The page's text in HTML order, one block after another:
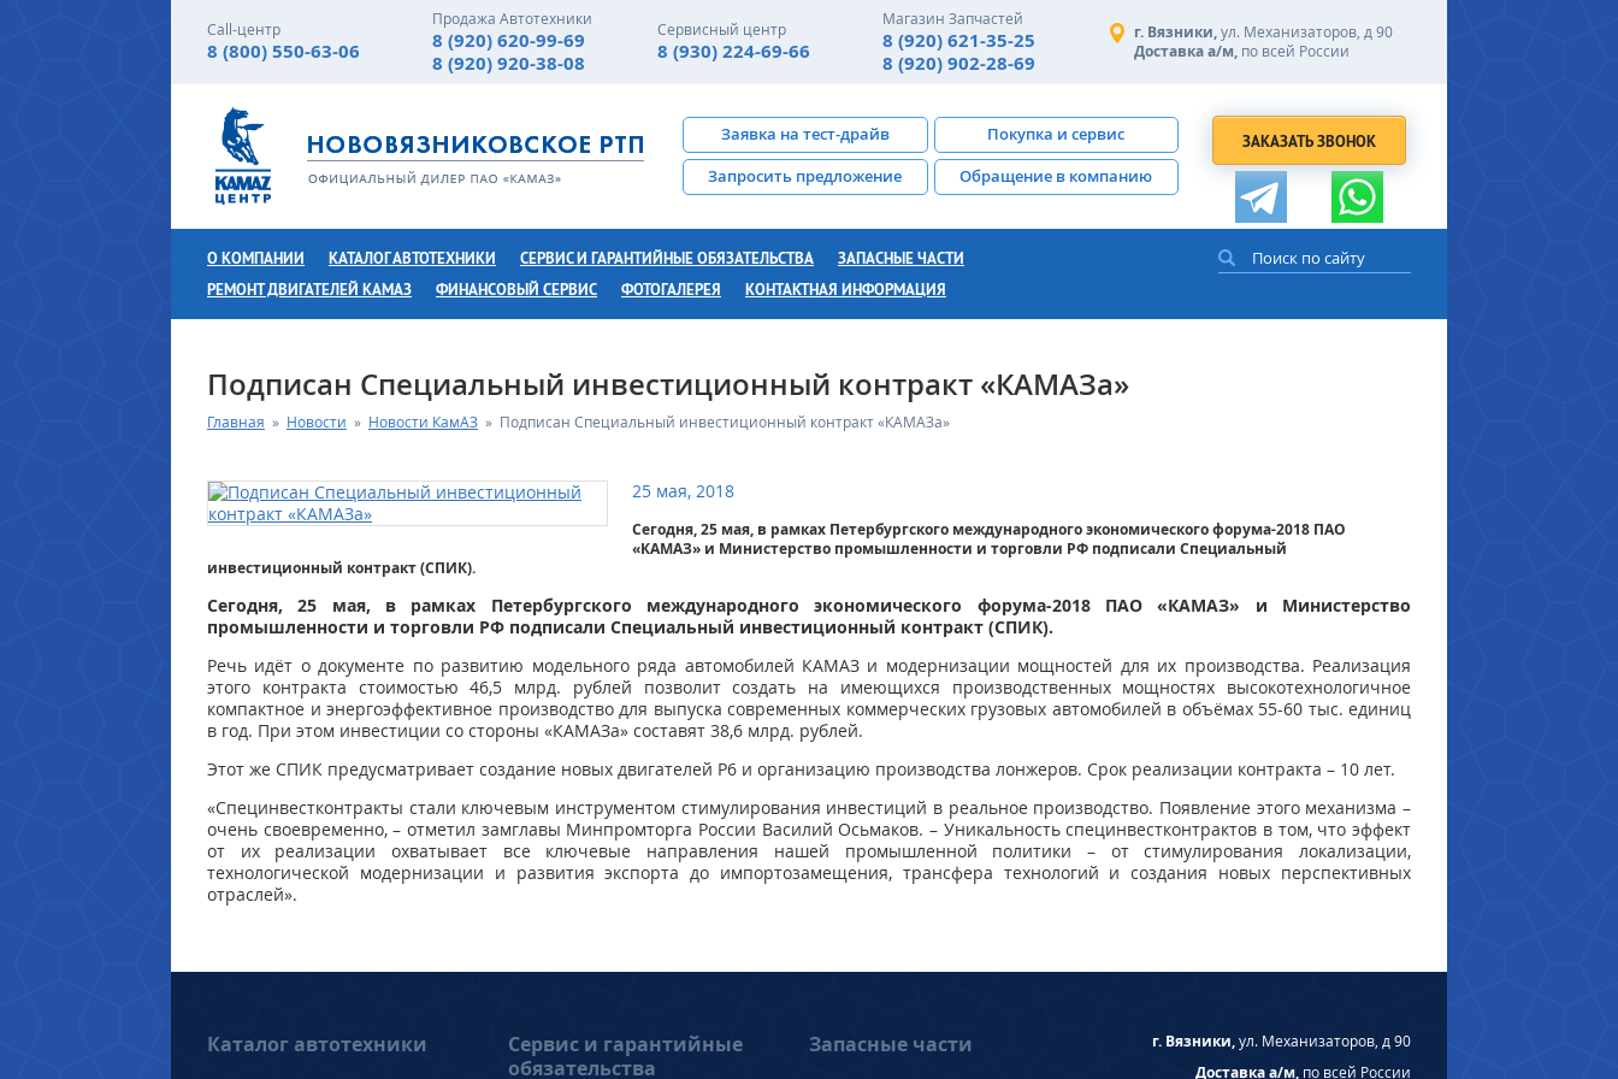
Call-центр
8 (800) 550-63-06
Продажа Автотехники
8 (920) 620-99-69
8 (920) 920-38-08
Сервисный центр
8 (930) 224-69-66
Магазин Запчастей
8 (920) 621-35-25
8 (920) 902-28-69
г. Вязники,ул. Механизаторов, д 90
Доставка а/м, по всей России
ЗАКАЗАТЬ ЗВОНОК
Заявка на тест-драйв
Покупка и сервис
Запросить предложение
Обращение в компанию
О КОМПАНИИ КАТАЛОГ АВТОТЕХНИКИ СЕРВИС И ГАРАНТИЙНЫЕ ОБЯЗАТЕЛЬСТВА
ЗАПАСНЫЕ ЧАСТИ
РЕМОНТ ДВИГАТЕЛЕЙ КАМАЗ
ФИНАНСОВЫЙ СЕРВИС ФОТОГАЛЕРЕЯ КОНТАКТНАЯ ИНФОРМАЦИЯ
Подписан Специальный инвестиционный контракт «КАМАЗа»
Главная » Новости » Новости КамАЗ » Подписан Специальный инвестиционный контракт «КАМАЗа»
25 мая, 2018
Сегодня, 25 мая, в рамках Петербургского международного экономического форума-2018 ПАО
«КАМАЗ» и Министерство промышленности и торговли РФ подписали Специальный
инвестиционный контракт (СПИК).
Сегодня, 25 мая, в рамках Петербургского международного экономического форума-2018 ПАО «КАМАЗ» и Министерство
промышленности и торговли РФ подписали Специальный инвестиционный контракт (СПИК).
Речь идёт о документе по развитию модельного ряда автомобилей КАМАЗ и модернизации мощностей для их производства. Реализация
этого контракта стоимостью 46,5 млрд. рублей позволит создать на имеющихся производственных мощностях высокотехнологичное
компактное и энергоэффективное производство для выпуска современных коммерческих грузовых автомобилей в объёмах 55-60 тыс. единиц
в год. При этом инвестиции со стороны «КАМАЗа» составят 38,6 млрд. рублей.
Этот же СПИК предусматривает создание новых двигателей Р6 и организацию производства лонжеров. Срок реализации контракта – 10 лет.
«Специнвестконтракты стали ключевым инструментом стимулирования инвестиций в реальное производство. Появление этого механизма –
очень своевременно, – отметил замглавы Минпромторга России Василий Осьмаков. – Уникальность специнвестконтрактов в том, что эффект
от их реализации охватывает все ключевые направления нашей промышленной политики – от стимулирования локализации,
технологической модернизации и развития экспорта до импортозамещения, трансфера технологий и создания новых перспективных
отраслей».
Каталог автотехники
Сервис и гарантийные
обязательства
Запасные части г. Вязники,ул. Механизаторов, д 90
Доставка а/м, по всей России